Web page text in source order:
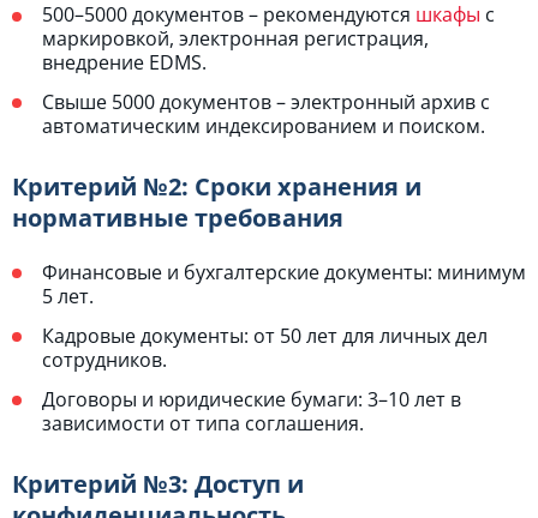
500–5000 документов – рекомендуются шкафы с
маркировкой, электронная регистрация,
внедрение EDMS.
Свыше 5000 документов – электронный архив с
автоматическим индексированием и поиском.
Критерий №2: Сроки хранения и
нормативные требования
Финансовые и бухгалтерские документы: минимум
5 лет.
Кадровые документы: от 50 лет для личных дел
сотрудников.
Договоры и юридические бумаги: 3–10 лет в
зависимости от типа соглашения.
Критерий №3: Доступ и